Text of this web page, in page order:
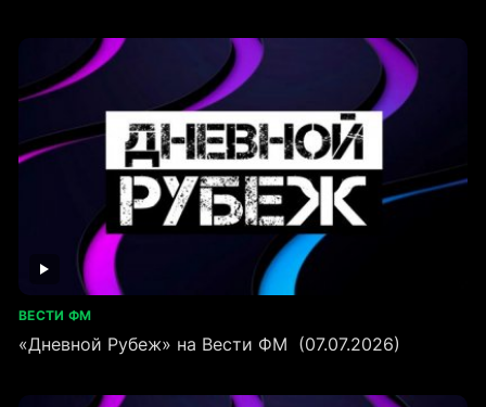
ВЕСТИ ФМ
«Дневной Рубеж» на Вести ФМ (07.07.2026)